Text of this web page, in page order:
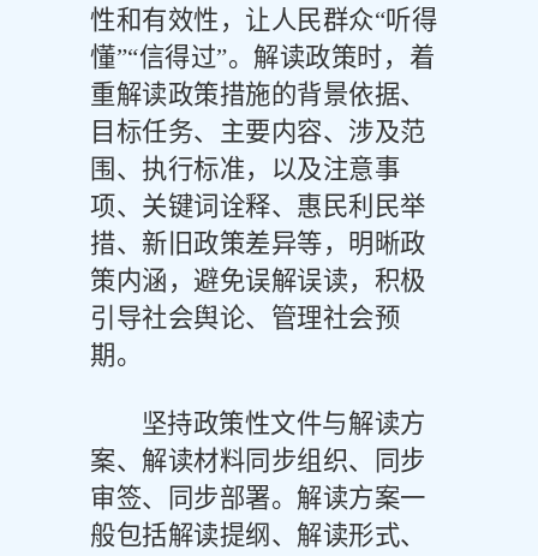
性和有效性，让人民群众“听得
懂”“信得过”。解读政策时，着
重解读政策措施的背景依据、
目标任务、主要内容、涉及范
围、执行标准，以及注意事
项、关键词诠释、惠民利民举
措、新旧政策差异等，明晰政
策内涵，避免误解误读，积极
引导社会舆论、管理社会预
期。
坚持政策性文件与解读方
案、解读材料同步组织、同步
审签、同步部署。解读方案一
般包括解读提纲、解读形式、